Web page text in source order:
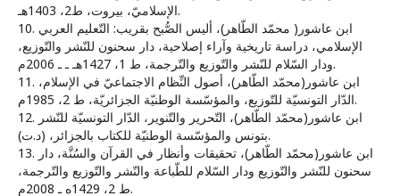
الإسلاميّ، بيروت، ط2، 1403هـ.
10. ابن عاشور( محمّد الطّاهر)، أليس الصُّبح بقريب: التّعليم العربي
الإسلامي، دراسة تاريخية وآراء إصلاحية، دار سحنون للنّشر والتّوزيع،
ودار السّلام للنّشر والتّوزيع والتّرجمة، ط 1، 1427هـ ـ ـ 2006م.
11. ابن عاشور(محمّد الطّاهر)، أصول النِّظام الاجتماعيّ في الإسلام،
الدّار التونسيّة للتّوزيع، والمؤسّسة الوطنيّة الجزائريّة، ط 2، 1985م.
12. ابن عاشور(محمّد الطّاهر)، التّحرير والتّنوير، الدّار التونسيّة للنّشر
بتونس والمؤسّسة الوطنيّة للكتاب بالجزائر، (د.ت).
13. ابن عاشور(محمّد الطّاهر)، تحقيقات وأنظار في القرآن والسُنَّة، دار
سحنون للنّشر والتّوزيع ودار السّلام للطّباعة والنّشر والتّوزيع والتّرجمة،
ط 2، 1429ه ـ 2008م.